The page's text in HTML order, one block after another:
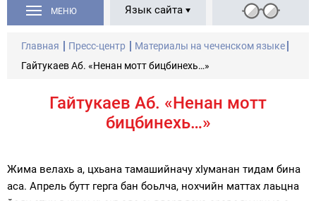
МЕНЮ Язык сайта
Главная Пресс-центр
Материалы на чеченском языке
Гайтукаев Аб. «Ненан мотт бицбинехь…»
Гайтукаев Аб. «Ненан мотт
бицбинехь…»
Жима велахь а, цхьана тамашийначу хIуманан тидам бина
аса. Апрель бутт герга бан боьлча, нохчийн маттах лаьцна